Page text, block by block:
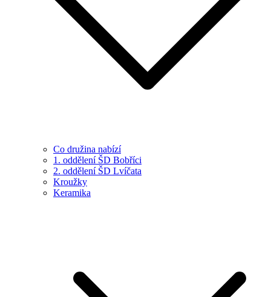
Co družina nabízí
1. oddělení ŠD Bobříci
2. oddělení ŠD Lvíčata
Kroužky
Keramika